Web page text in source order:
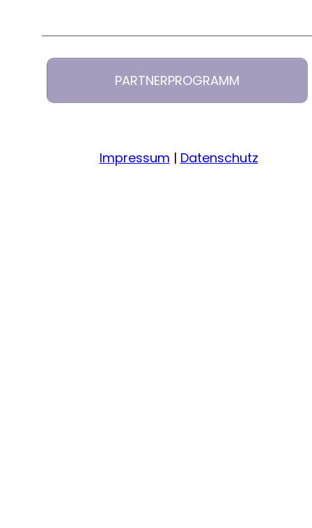
PARTNERPROGRAMM
Impressum | Datenschutz